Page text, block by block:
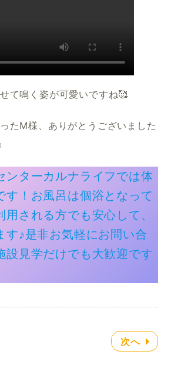
て鳴く姿が可愛いですね🥰
たM様、ありがとうございました
ンターカルナライフでは体
す！お風呂は個浴となって
用される方でも安心して、
す♪是非お気軽にお問い合
設見学だけでも大歓迎です
次へ